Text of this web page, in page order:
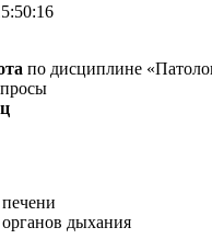
по дисциплине
дыхания